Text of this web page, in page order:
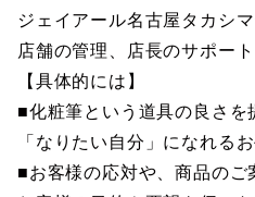
ジェイアール名古屋タカシ
店舗の管理、店長のサポー
【具体的には】
■化粧筆という道具の良さを
「なりたい自分」になれる
■お客様の応対や、商品のご